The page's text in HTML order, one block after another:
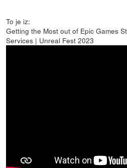
To je iz:
Getting the Most out of Epic Games
Services | Unreal Fest 2023